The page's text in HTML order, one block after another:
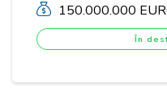
150.000.000
În